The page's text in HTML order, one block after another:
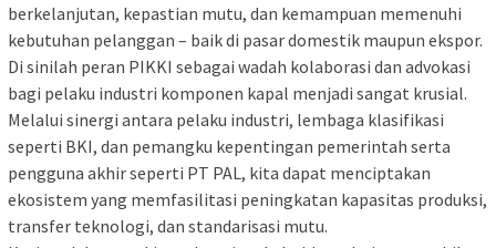
berkelanjutan, kepastian mutu, dan kemampuan memenuhi
kebutuhan pelanggan – baik di pasar domestik maupun ekspor.
Di sinilah peran PIKKI sebagai wadah kolaborasi dan advokasi
bagi pelaku industri komponen kapal menjadi sangat krusial.
Melalui sinergi antara pelaku industri, lembaga klasifikasi
seperti BKI, dan pemangku kepentingan pemerintah serta
pengguna akhir seperti PT PAL, kita dapat menciptakan
ekosistem yang memfasilitasi peningkatan kapasitas produksi,
transfer teknologi, dan standarisasi mutu.